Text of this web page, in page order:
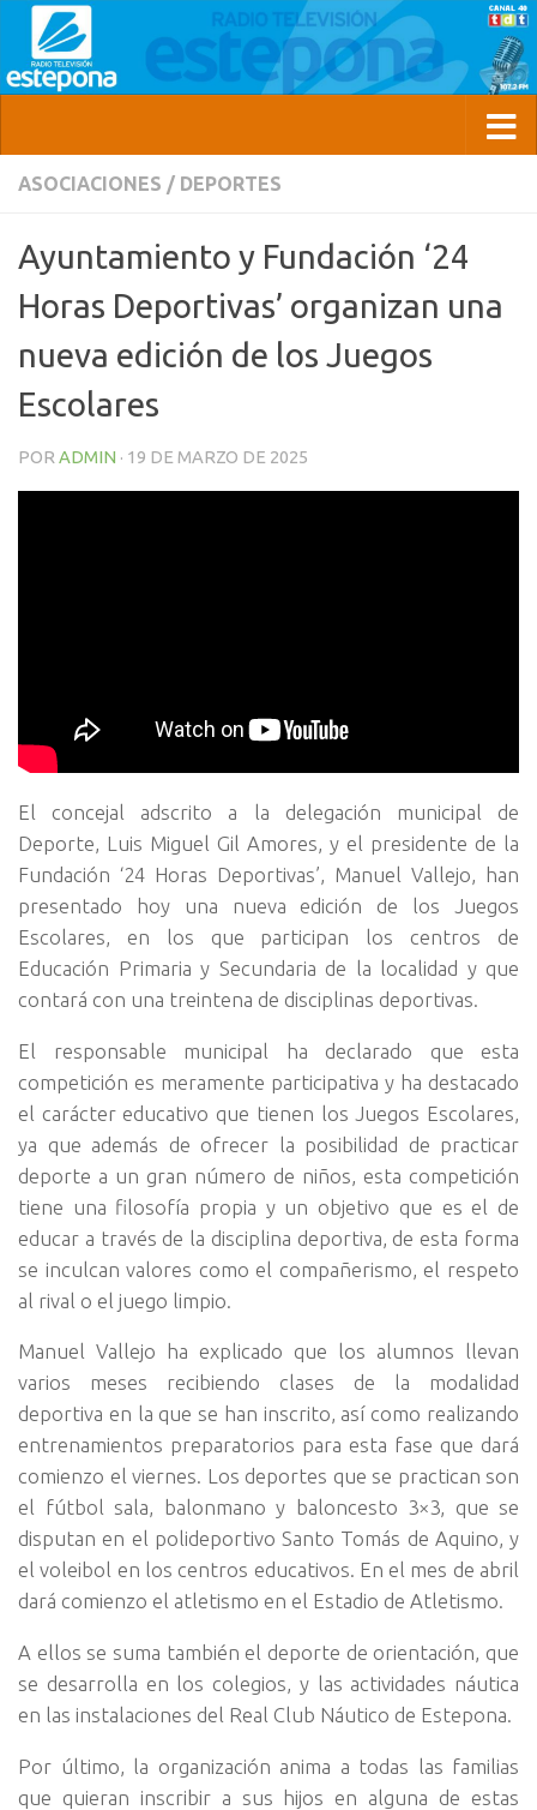
ASOCIACIONES / DEPORTES
Ayuntamiento y Fundación ‘24
Horas Deportivas’ organizan una
nueva edición de los Juegos
Escolares
POR ADMIN · 19 DE MARZO DE 2025
El concejal adscrito a la delegación municipal de
Deporte, Luis Miguel Gil Amores, y el presidente de la
Fundación ‘24 Horas Deportivas’, Manuel Vallejo, han
presentado hoy una nueva edición de los Juegos
Escolares, en los que participan los centros de
Educación Primaria y Secundaria de la localidad y que
contará con una treintena de disciplinas deportivas.
El responsable municipal ha declarado que esta
competición es meramente participativa y ha destacado
el carácter educativo que tienen los Juegos Escolares,
ya que además de ofrecer la posibilidad de practicar
deporte a un gran número de niños, esta competición
tiene una filosofía propia y un objetivo que es el de
educar a través de la disciplina deportiva, de esta forma
se inculcan valores como el compañerismo, el respeto
al rival o el juego limpio.
Manuel Vallejo ha explicado que los alumnos llevan
varios meses recibiendo clases de la modalidad
deportiva en la que se han inscrito, así como realizando
entrenamientos preparatorios para esta fase que dará
comienzo el viernes. Los deportes que se practican son
el fútbol sala, balonmano y baloncesto 3×3, que se
disputan en el polideportivo Santo Tomás de Aquino, y
el voleibol en los centros educativos. En el mes de abril
dará comienzo el atletismo en el Estadio de Atletismo.
A ellos se suma también el deporte de orientación, que
se desarrolla en los colegios, y las actividades náutica
en las instalaciones del Real Club Náutico de Estepona.
Por último, la organización anima a todas las familias
que quieran inscribir a sus hijos en alguna de estas